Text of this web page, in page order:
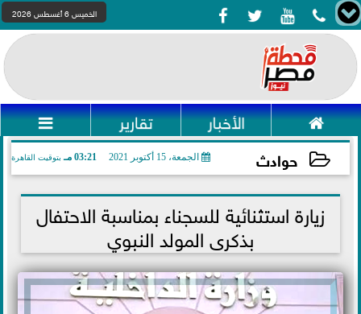
    الخميس 6 أغسطس 2026
 الأخبار تقارير 
حوادث الجمعة، 15 أكتوبر 2021 03:21 مـ بتوقيت القاهرة
2021-10-15 15:21:39زيارة استثنائية للسجناء بمناسبة الاحتفال
بذكرى المولد النبوي